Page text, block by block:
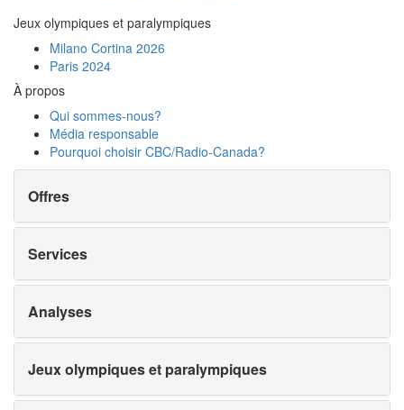
Jeux olympiques et paralympiques
Milano Cortina 2026
Paris 2024
À propos
Qui sommes-nous?
Média responsable
Pourquoi choisir CBC/Radio-Canada?
Offres
Services
Analyses
Jeux olympiques et paralympiques